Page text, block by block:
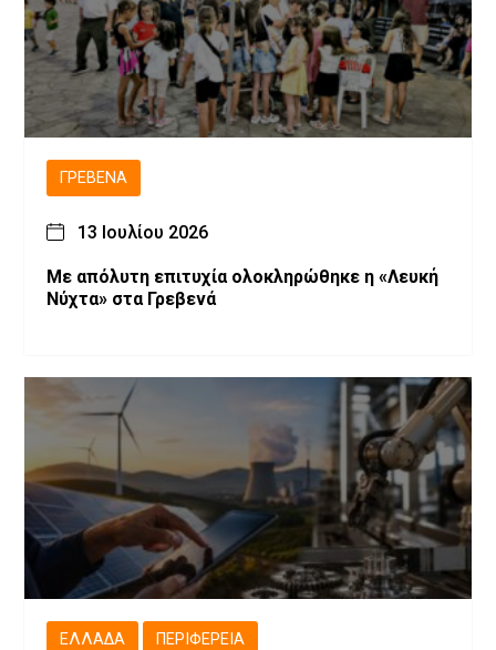
ΓΡΕΒΕΝΆ
13 Ιουλίου 2026
Με απόλυτη επιτυχία ολοκληρώθηκε η «Λευκή
Νύχτα» στα Γρεβενά
ΕΛΛΆΔΑ ΠΕΡΙΦΈΡΕΙΑ